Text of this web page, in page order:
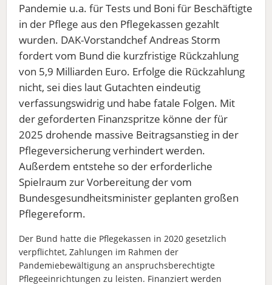
Pandemie u.a. für Tests und Boni für Beschäftigte
in der Pflege aus den Pflegekassen gezahlt
wurden. DAK-Vorstandchef Andreas Storm
fordert vom Bund die kurzfristige Rückzahlung
von 5,9 Milliarden Euro. Erfolge die Rückzahlung
nicht, sei dies laut Gutachten eindeutig
verfassungswidrig und habe fatale Folgen. Mit
der geforderten Finanzspritze könne der für
2025 drohende massive Beitragsanstieg in der
Pflegeversicherung verhindert werden.
Außerdem entstehe so der erforderliche
Spielraum zur Vorbereitung der vom
Bundesgesundheitsminister geplanten großen
Pflegereform.
Der Bund hatte die Pflegekassen in 2020 gesetzlich
verpflichtet, Zahlungen im Rahmen der
Pandemiebewältigung an anspruchsberechtigte
Pflegeeinrichtungen zu leisten. Finanziert werden